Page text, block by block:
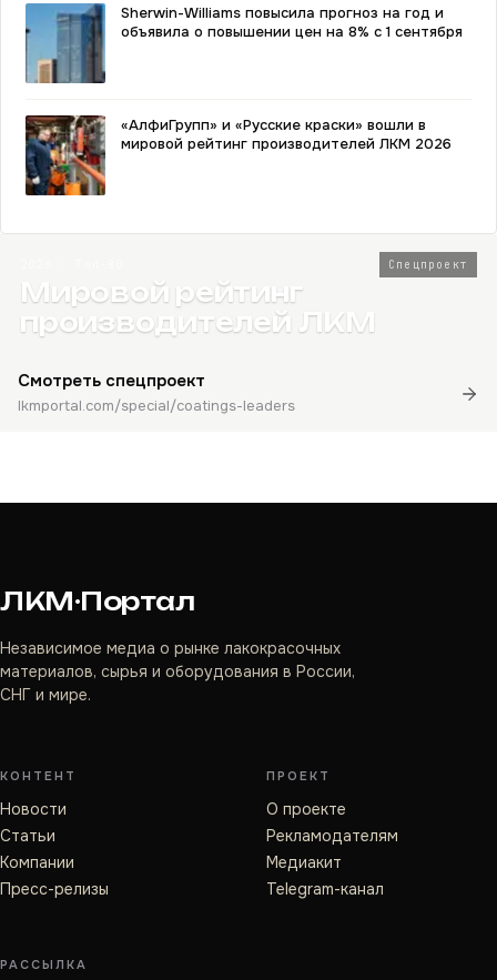
Sherwin-Williams повысила прогноз на год и
объявила о повышении цен на 8% с 1 сентября
«АлфиГрупп» и «Русские краски» вошли в
мировой рейтинг производителей ЛКМ 2026
Спецпроект
Мировой рейтинг
производителей ЛКМ
Смотреть спецпроект
lkmportal.com/special/coatings-leaders
ЛКМ·Портал
Независимое медиа о рынке лакокрасочных
материалов, сырья и оборудования в России,
СНГ и мире.
КОНТЕНТ
Новости
Статьи
Компании
Пресс-релизы
ПРОЕКТ
О проекте
Рекламодателям
Медиакит
Telegram-канал
РАССЫЛКА